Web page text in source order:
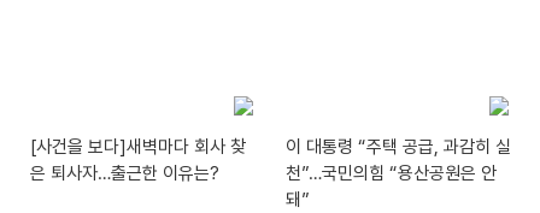
[사건을 보다]새벽마다 회사 찾
은 퇴사자…출근한 이유는?
이 대통령 “주택 공급, 과감히 실
천”…국민의힘 “용산공원은 안
돼”